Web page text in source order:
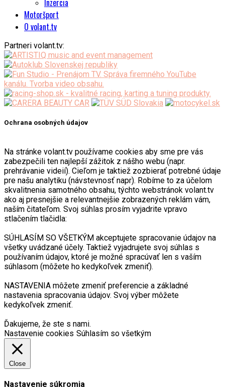
Motoršport
O volant.tv
Partneri volant.tv:
Ochrana osobných údajov
Na stránke volant.tv používame cookies aby sme pre vás
zabezpečili ten najlepší zážitok z nášho webu (napr.
prehrávanie videií). Cieľom je taktiež zozbierať potrebné údaje
pre našu analytiku (návstevnosť napr). Robíme to za účelom
skvalitnenia samotného obsahu, týchto webstránok volant.tv
ako aj presnejšie a relevantnejšie zobrazených reklám vám,
naším čitateľom. Svoj súhlas prosím vyjadrite vpravo
stlačením tlačidla:
SÚHLASÍM SO VŠETKÝM akceptujete spracovanie údajov na
všetky uvádzané účely. Taktiež vyjadrujete svoj súhlas s
používaním údajov, ktoré je možné spracúvať len s vaším
súhlasom (môžete ho kedykoľvek zmeniť).
NASTAVENIA môžete zmeniť preferencie a základné
nastavenia spracovania údajov. Svoj výber môžete
kedykoľvek zmeniť.
Ďakujeme, že ste s nami.
Nastavenie cookies Súhlasím so všetkým
Close
Nastavenie súkromia